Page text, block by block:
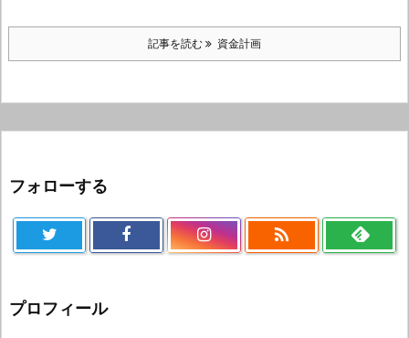
記事を読む 資金計画
フォローする

プロフィール